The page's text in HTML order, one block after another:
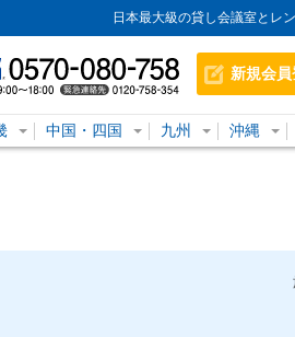
日本最大級の貸し会議室とレ
新規会
中国・四国 九州 沖縄